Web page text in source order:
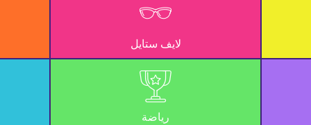
Player Element ID:
لايف ستايل
رياضة